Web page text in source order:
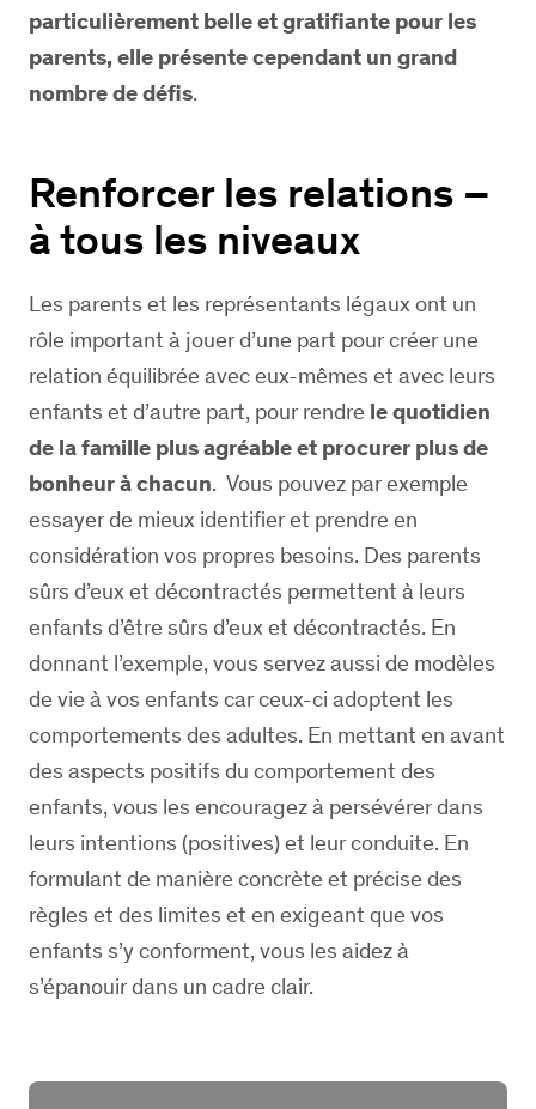
particulièrement belle et gratifiante pour les
parents, elle présente cependant un grand
nombre de défis.
Renforcer les relations –
à tous les niveaux
Les parents et les représentants légaux ont un
rôle important à jouer d’une part pour créer une
relation équilibrée avec eux-mêmes et avec leurs
enfants et d’autre part, pour rendre le quotidien
de la famille plus agréable et procurer plus de
bonheur à chacun. Vous pouvez par exemple
essayer de mieux identifier et prendre en
considération vos propres besoins. Des parents
sûrs d’eux et décontractés permettent à leurs
enfants d’être sûrs d’eux et décontractés. En
donnant l’exemple, vous servez aussi de modèles
de vie à vos enfants car ceux-ci adoptent les
comportements des adultes. En mettant en avant
des aspects positifs du comportement des
enfants, vous les encouragez à persévérer dans
leurs intentions (positives) et leur conduite. En
formulant de manière concrète et précise des
règles et des limites et en exigeant que vos
enfants s’y conforment, vous les aidez à
s’épanouir dans un cadre clair.